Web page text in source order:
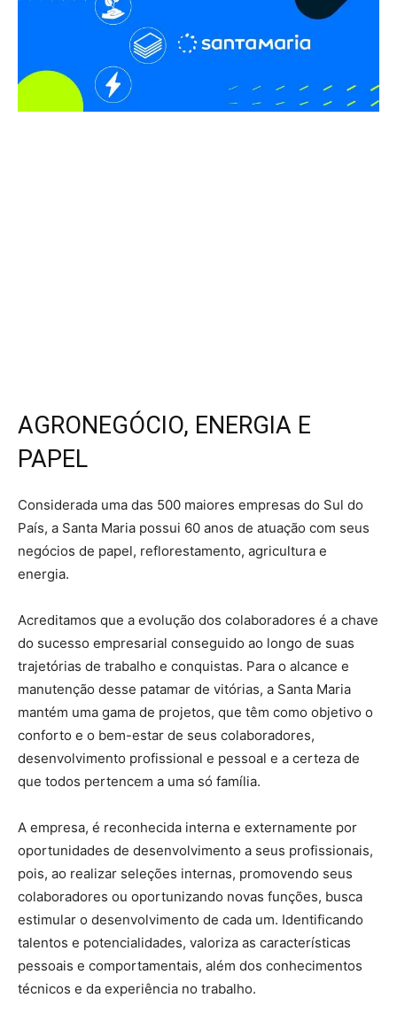
AGRONEGÓCIO, ENERGIA E
PAPEL
Considerada uma das 500 maiores empresas do Sul do
País, a Santa Maria possui 60 anos de atuação com seus
negócios de papel, reflorestamento, agricultura e
energia.
Acreditamos que a evolução dos colaboradores é a chave
do sucesso empresarial conseguido ao longo de suas
trajetórias de trabalho e conquistas. Para o alcance e
manutenção desse patamar de vitórias, a Santa Maria
mantém uma gama de projetos, que têm como objetivo o
conforto e o bem-estar de seus colaboradores,
desenvolvimento profissional e pessoal e a certeza de
que todos pertencem a uma só família.
A empresa, é reconhecida interna e externamente por
oportunidades de desenvolvimento a seus profissionais,
pois, ao realizar seleções internas, promovendo seus
colaboradores ou oportunizando novas funções, busca
estimular o desenvolvimento de cada um. Identificando
talentos e potencialidades, valoriza as características
pessoais e comportamentais, além dos conhecimentos
técnicos e da experiência no trabalho.